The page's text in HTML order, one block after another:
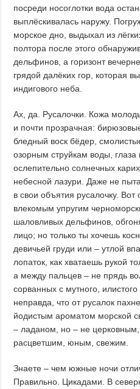
посреди носоглотки вода
выплёскивалась наружу.
морское дно, выдыхал из
полтора после этого
дельфинов, а горизонт
грядой далёких гор, которая
индигового неба.
Ах, да. Русалочки. Кожа
и почти прозрачная:
бледный воск бёдер,
озорным струйкам воды,
ослепительно солнечных
небесной лазури. Даже не
в свои объятия русалочку. Вот
влекомым упругим
шаловливых дельфинов,
лицо; но только ты хочешь
девичьей груди или – утлой
лопаток, как хватаешь рукой
а между пальцев – не прядь
сорванных с мутного,
неправда, что от русалок
йодистым ароматом морской
– ладаном, но – не
расцветшим, юным, свежим.
Знаете – чем южные ночи
Правильно. Цикадами. В